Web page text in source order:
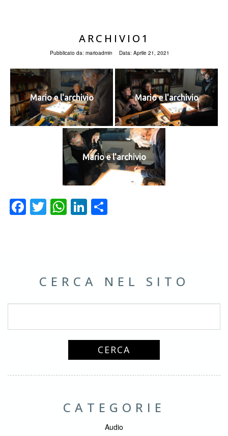
ARCHIVIO1
Pubblicato da: marioadmin Data: Aprile 21, 2021
Mario e l'archivio Mario e l'archivio
Mario e l'archivio
Facebook
Twitter
WhatsApp
LinkedIn
CERCA NEL SITO
CATEGORIE
Audio